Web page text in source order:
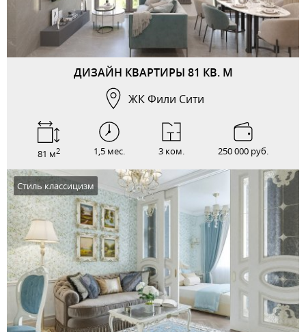
ДИЗАЙН КВАРТИРЫ 81 КВ. М
ЖК Фили Сити
81 м2 1,5 мес. 3 ком. 250 000 руб.
Стиль классицизм